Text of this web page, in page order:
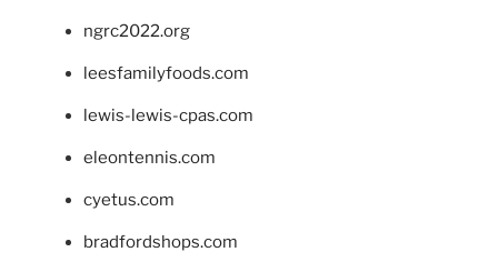
ngrc2022.org
leesfamilyfoods.com
lewis-lewis-cpas.com
eleontennis.com
cyetus.com
bradfordshops.com